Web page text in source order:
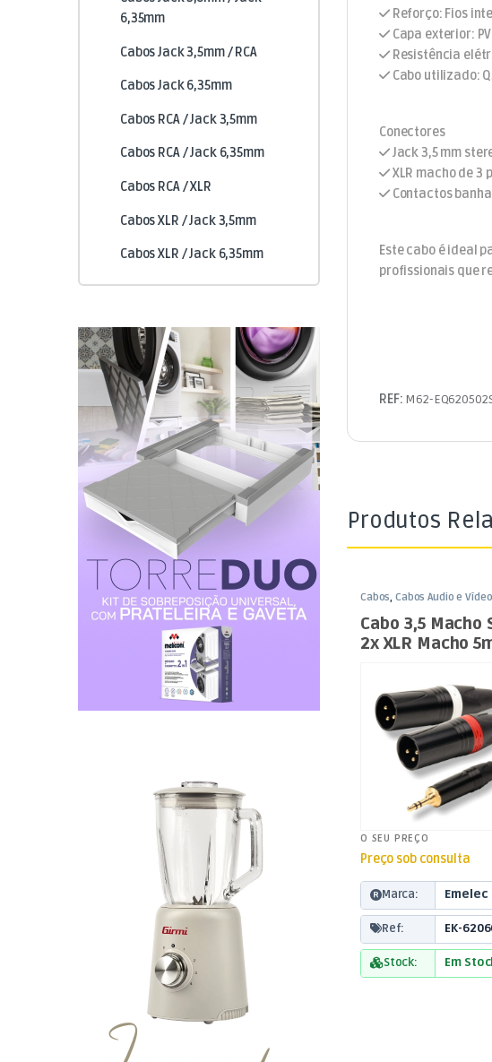
Reforço: Fios
Capa exterior:
Resistência
Cabo utilizado:
Conectores
Jack 3,5 mm
XLR macho de 3
Contactos
Este cabo é ideal
profissionais que
REF: M62-
Produtos
Cabos,Cabos Áudio e Vídeo
Cabo 3,5 Macho
2x XLR Macho
O SEU PREÇO
Preço sob consulta
Marca: Emelec
Ref: EK-
Stock: Em
6,35mm
Cabos Jack 3,5mm / RCA
Cabos Jack 6,35mm
Cabos RCA / Jack 3,5mm
Cabos RCA / Jack 6,35mm
Cabos RCA / XLR
Cabos XLR / Jack 3,5mm
Cabos XLR / Jack 6,35mm